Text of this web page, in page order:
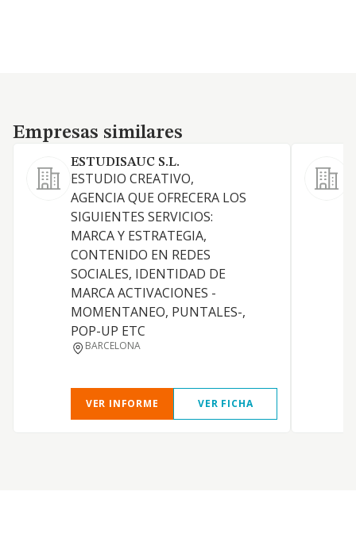
Empresas similares
Empresas similares
ESTUDISAUC S.L.
ESTUDIO CREATIVO,
AGENCIA QUE OFRECERA LOS
SIGUIENTES SERVICIOS:
MARCA Y ESTRATEGIA,
CONTENIDO EN REDES
SOCIALES, IDENTIDAD DE
MARCA ACTIVACIONES -
MOMENTANEO, PUNTALES-,
POP-UP ETC
BARCELONA
VER INFORME VER FICHA